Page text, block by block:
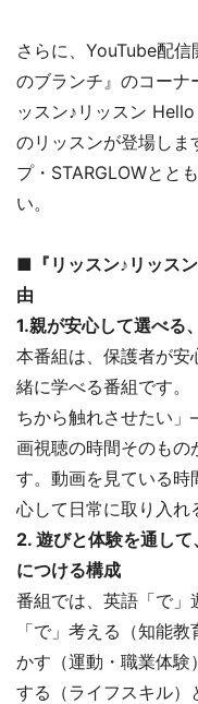
さらに、YouTube配
のブランチ』のコーナ
ッスン♪リッスン
のリッスンが登場しま
プ・STARGLOWとと
い。
■『リッスン♪リッス
由
1.親が安心して選べる
本番組は、保護者が安
緒に学べる番組です。
ちから触れさせたい
画視聴の時間そのもの
す。動画を見ている時
心して日常に取り入れ
2. 遊びと体験を通し
につける構成
番組では、英語「で」
「で」考える（知能
かす（運動・職業体験
する（ライフスキル）